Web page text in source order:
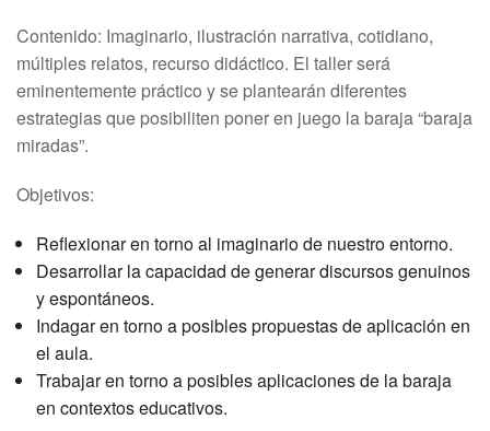
Contenido: Imaginario, ilustración narrativa, cotidiano,
múltiples relatos, recurso didáctico. El taller será
eminentemente práctico y se plantearán diferentes
estrategias que posibiliten poner en juego la baraja “baraja
miradas”.
Objetivos:
Reflexionar en torno al imaginario de nuestro entorno.
Desarrollar la capacidad de generar discursos genuinos
y espontáneos.
Indagar en torno a posibles propuestas de aplicación en
el aula.
Trabajar en torno a posibles aplicaciones de la baraja
en contextos educativos.